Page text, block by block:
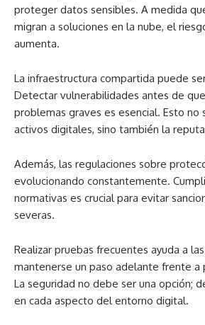
proteger datos sensibles. A medida
migran a soluciones en la nube, el
aumenta.
La infraestructura compartida puede
Detectar vulnerabilidades antes de
problemas graves es esencial. Esto
activos digitales, sino también la
Además, las regulaciones sobre
evolucionando constantemente.
normativas es crucial para evitar
severas.
Realizar pruebas frecuentes ayuda a
mantenerse un paso adelante frente a
La seguridad no debe ser una opción;
en cada aspecto del entorno digital.